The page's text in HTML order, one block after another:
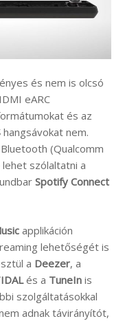
és nem is olcsó
eARC
és az
hangsávokat nem.
(Qualcomm
szólaltatni a
Spotify Connect
applikáción
lehetőségét is
a Deezer, a
és a TuneIn is
szolgáltatásokkal
adnak távirányítót,